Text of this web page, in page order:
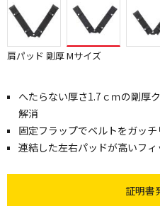
肩パッド 剛厚 Mサイズ
へたらない厚さ1.7ｃｍの剛厚
解消
固定フラップでベルトをガッ
連結した左右パッドが高いフ
証明書